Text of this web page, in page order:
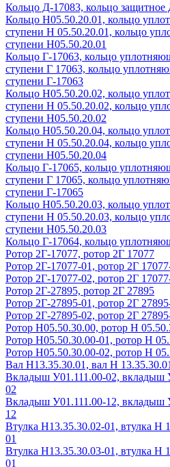
Кольцо Д-17083, кольцо защитное
Кольцо Н05.50.20.01, кольцо
ступени Н 05.50.20.01, кольцо
ступени Н05.50.20.01
Кольцо Г-17063, кольцо
ступени Г 17063, кольцо
ступени Г-17063
Кольцо Н05.50.20.02, кольцо
ступени Н 05.50.20.02, кольцо
ступени Н05.50.20.02
Кольцо Н05.50.20.04, кольцо
ступени Н 05.50.20.04, кольцо
ступени Н05.50.20.04
Кольцо Г-17065, кольцо
ступени Г 17065, кольцо
ступени Г-17065
Кольцо Н05.50.20.03, кольцо
ступени Н 05.50.20.03, кольцо
ступени Н05.50.20.03
Кольцо Г-17064, кольцо
Ротор 2Г-17077, ротор 2Г 17077
Ротор 2Г-17077-01, ротор 2Г
Ротор 2Г-17077-02, ротор 2Г
Ротор 2Г-27895, ротор 2Г 27895
Ротор 2Г-27895-01, ротор 2Г
Ротор 2Г-27895-02, ротор 2Г
Ротор Н05.50.30.00, ротор Н
Ротор Н05.50.30.00-01, ротор Н
Ротор Н05.50.30.00-02, ротор Н
Вал Н13.35.30.01, вал Н 13.35.30.01
Вкладыш У01.111.00-02, вкладыш
02
Вкладыш У01.111.00-12, вкладыш
12
Втулка Н13.35.30.02-01, втулка Н
01
Втулка Н13.35.30.03-01, втулка Н
01